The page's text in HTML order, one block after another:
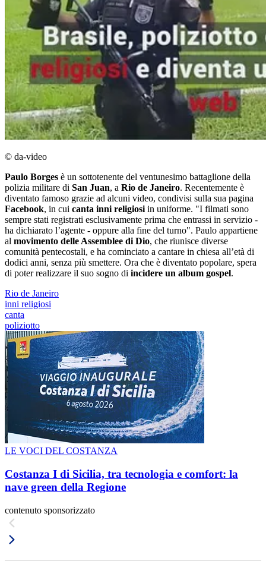
© da-video
Paulo Borges è un sottotenente del ventunesimo battaglione della
polizia militare di San Juan, a Rio de Janeiro. Recentemente è
diventato famoso grazie ad alcuni video, condivisi sulla sua pagina
Facebook, in cui canta inni religiosi in uniforme. "I filmati sono
sempre stati registrati esclusivamente prima che entrassi in servizio -
ha dichiarato l’agente - oppure alla fine del turno". Paulo appartiene
al movimento delle Assemblee di Dio, che riunisce diverse
comunità pentecostali, e ha cominciato a cantare in chiesa all’età di
dodici anni, senza più smettere. Ora che è diventato popolare, spera
di poter realizzare il suo sogno di incidere un album gospel.
Rio de Janeiro
inni religiosi
canta
poliziotto
LE VOCI DEL COSTANZA
Costanza I di Sicilia, tra tecnologia e comfort: la
nave green della Regione
contenuto sponsorizzato